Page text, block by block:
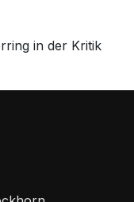
in der Kritik